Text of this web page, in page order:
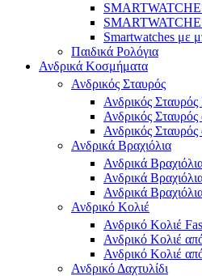
Smartwatches με
Παιδικά Ρολόγια
Ανδρικά Κοσμήματα
Ανδρικός Σταυρός
Ανδρικός Σταυρός
Ανδρικός
Ανδρικός
Ανδρικά Βραχιόλια
Ανδρικά
Ανδρικά
Ανδρικά
Ανδρικό Κολιέ
Ανδρικό Κολιέ
Ανδρικό Κολιέ
Ανδρικό Κολιέ
Ανδρικό Δαχτυλίδι